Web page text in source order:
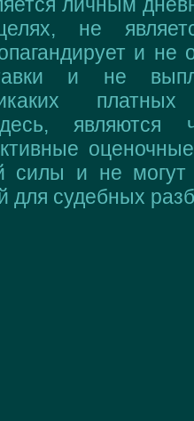
не
и не
и не
являются
силы и не могут
для судебных